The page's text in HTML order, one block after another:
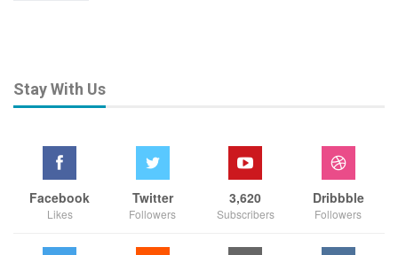
Stay With Us
Facebook
Likes
Twitter
Followers
3,620
Subscribers
Dribbble
Followers